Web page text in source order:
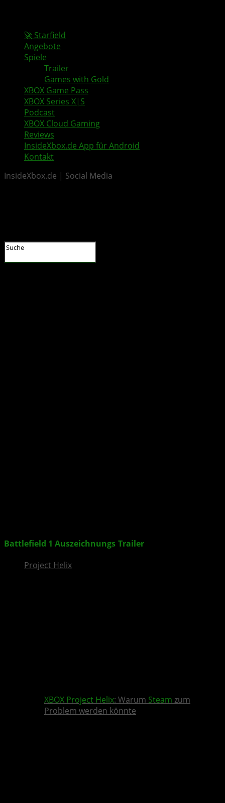
🚀 Starfield
Angebote
Spiele
Trailer
Games with Gold
XBOX Game Pass
XBOX Series X|S
Podcast
XBOX Cloud Gaming
Reviews
InsideXbox.de App für Android
Kontakt
InsideXbox.de | Social Media
Battlefield 1 Auszeichnungs Trailer
Project Helix
XBOX Project Helix: Warum Steam zum
Problem werden könnte